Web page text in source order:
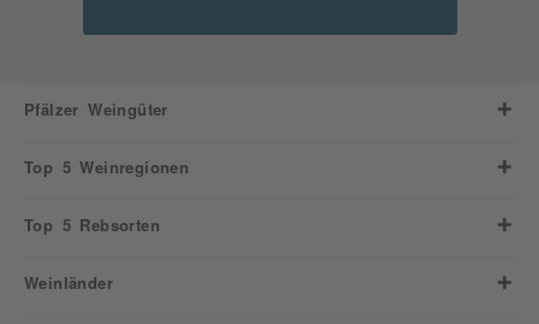
Pfälzer Weingüter
Top 5 Weinregionen
Top 5 Rebsorten
Weinländer